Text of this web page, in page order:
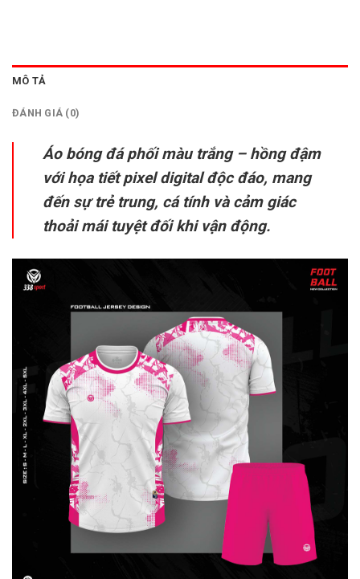
MÔ TẢ
ĐÁNH GIÁ (0)
Áo bóng đá phối màu trắng – hồng đậm
với họa tiết pixel digital độc đáo, mang
đến sự trẻ trung, cá tính và cảm giác
thoải mái tuyệt đối khi vận động.